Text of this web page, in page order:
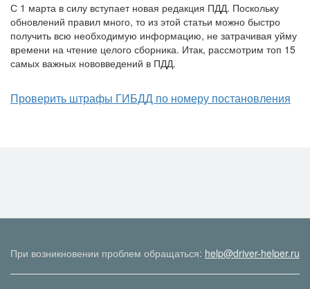
С 1 марта в силу вступает новая редакция ПДД. Поскольку
обновлений правил много, то из этой статьи можно быстро
получить всю необходимую информацию, не затрачивая уйму
времени на чтение целого сборника. Итак, рассмотрим топ 15
самых важных нововведений в ПДД.
Проверить штрафы ГИБДД по номеру постановления
При возникновении проблем обращаться: help@driver-helper.ru